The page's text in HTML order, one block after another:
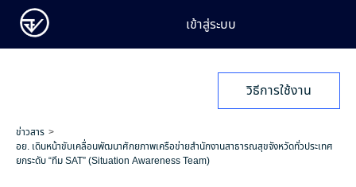
เข้าสู่ระบบ
วิธีการใช้งาน
ข่าวสาร
อย. เดินหน้าขับเคลื่อนพัฒนาศักยภาพเครือข่ายสำนักงานสาธารณสุขจังหวัดทั่วประเทศ
ยกระดับ “ทีม SAT” (Situation Awareness Team)